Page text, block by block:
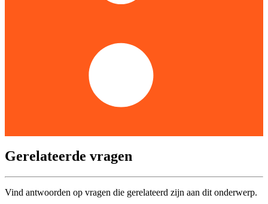
Gerelateerde vragen
Vind antwoorden op vragen die gerelateerd zijn aan dit onderwerp.